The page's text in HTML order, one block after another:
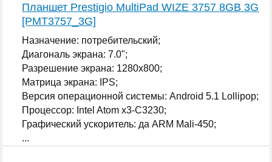
Планшет Prestigio MultiPad WIZE 3757 8GB 3G
[PMT3757_3G]
Назначение: потребительский;
Диагональ экрана: 7.0";
Разрешение экрана: 1280x800;
Матрица экрана: IPS;
Версия операционной системы: Android 5.1 Lollipop;
Процессор: Intel Atom x3-C3230;
Графический ускоритель: да ARM Mali-450;
...